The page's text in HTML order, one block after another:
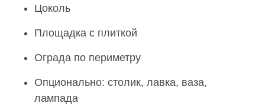
Цоколь
Площадка с плиткой
Ограда по периметру
Опционально: столик, лавка, ваза,
лампада